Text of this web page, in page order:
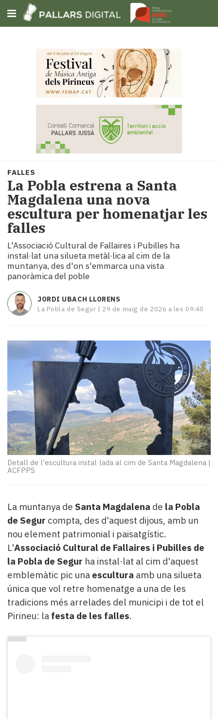
Subscriu-t'hi
Portada
Societat
Política
i
municipis
Economia
i
Cultura
Esports
Mai
tant!
TV
i
mitjans
temps
Reportatges
Entrevistes
Enquestes
escena!
teva!
Subscriptors
La
newsletter
del
patrocinat
Lo
llegit...
Editorial
FALLES
La Pobla estrena a Santa
Magdalena una nova
escultura per homenatjar les
falles
L'Associació Cultural de Fallaires i Pubilles ha
instal·lat una silueta metàl·lica al cim de la
muntanya, des d'on s'emmarca una vista
panoràmica del poble
JORDI UBACH LLORENS
La Pobla de Segur | 29 de maig de 2026 a les 09:40
Detall de l'escultura instal·lada al cim de Santa Magdalena |
ACFPPS
La muntanya de Santa Magdalena de la Pobla
de Segur compta, des d'aquest dijous, amb un
nou element patrimonial i paisatgístic.
L'Associació Cultural de Fallaires i Pubilles de
la Pobla de Segur ha instal·lat al cim d'aquest
emblemàtic pic una escultura amb una silueta
única que vol retre homenatge a una de les
tradicions més arrelades del municipi i de tot el
Pirineu: la festa de les falles.